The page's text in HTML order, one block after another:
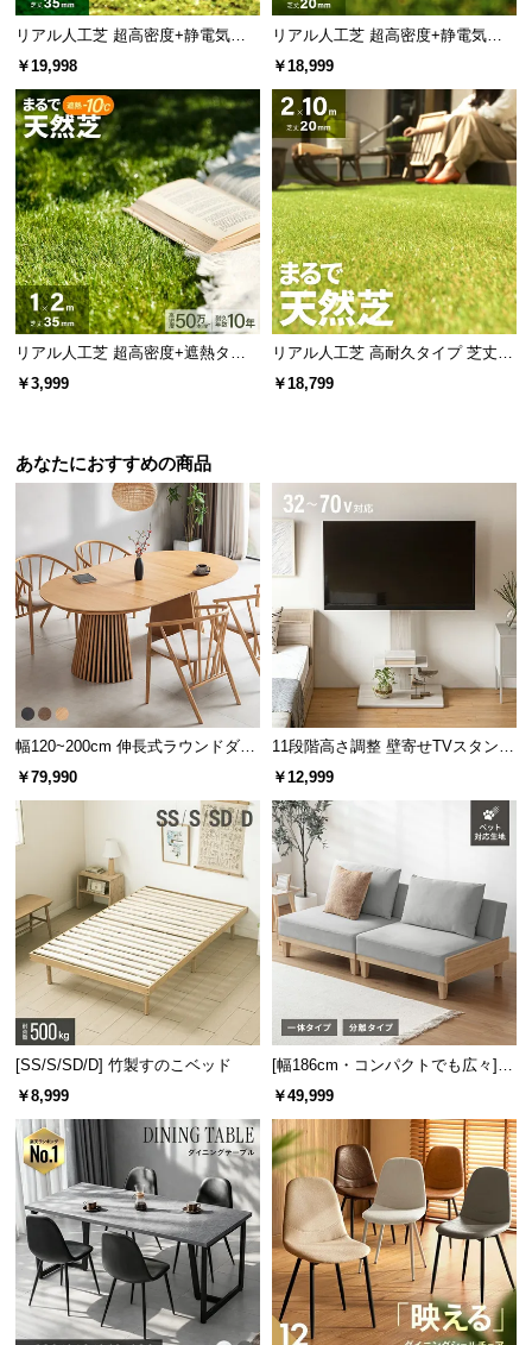
リアル人工芝 超高密度+静電気防
止 高耐久タイプ・質感追求 芝丈35
mm 1×10m 防草シート付
￥19,998
リアル人工芝 超高密度+静電気防
止 極細タイプ 芝丈20mm 1×10m
防草シート付
￥18,999
リアル人工芝 超高密度+遮熱タイ
プ 高耐久・質感を追求 芝丈35m
￥3,999
リアル人工芝 高耐久タイプ 芝丈20
mm 2×10m 防草シート付（自然な
￥18,799
あなたにおすすめの商品
幅120~200cm 伸長式ラウンドダイ
ニングテーブル 6人掛け 天然木突
￥79,990
11段階高さ調整 壁寄せTVスタンド
キャスター付き 上下左右角度調節
￥12,999
[SS/S/SD/D] 竹製すのこベッド
￥8,999
[幅186cm・コンパクトでも広々] 3
人掛けソファベッド リクライニン
グ 天然木フレーム 北欧
￥49,999